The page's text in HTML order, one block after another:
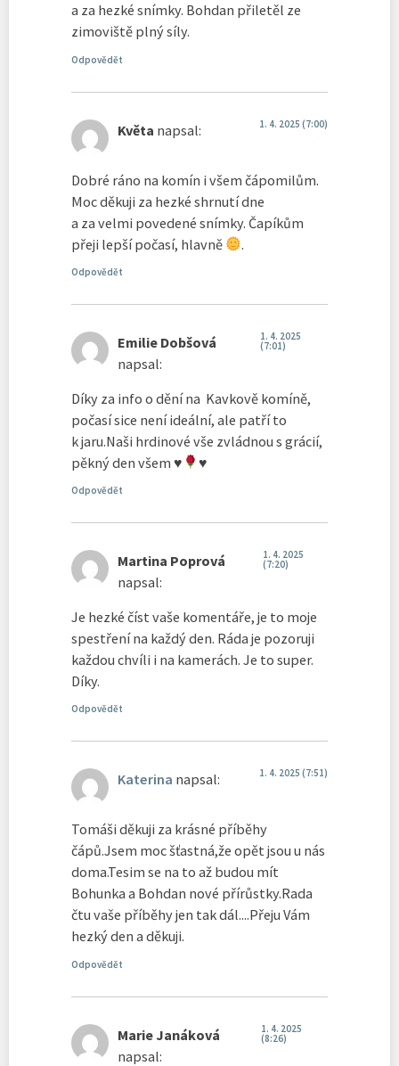
a za hezké snímky. Bohdan přiletěl ze
zimoviště plný síly.
Odpovědět
Květa napsal: 1. 4. 2025 (7:00)
Dobré ráno na komín i všem čápomilům.
Moc děkuji za hezké shrnutí dne
a za velmi povedené snímky. Čapíkům
přeji lepší počasí, hlavně
.
Odpovědět
Emilie Dobšová
napsal:
1. 4. 2025
(7:01)
Díky za info o dění na Kavkově komíně,
počasí sice není ideální, ale patří to
k jaru.Naši hrdinové vše zvládnou s grácií,
pěkný den všem ♥️ ♥️
Odpovědět
Martina Poprová
napsal:
1. 4. 2025
(7:20)
Je hezké číst vaše komentáře, je to moje
spestření na každý den. Ráda je pozoruji
každou chvíli i na kamerách. Je to super.
Díky.
Odpovědět
Katerina napsal: 1. 4. 2025 (7:51)
Tomáši děkuji za krásné příběhy
čápů.Jsem moc šťastná,že opět jsou u nás
doma.Tesim se na to až budou mít
Bohunka a Bohdan nové přírůstky.Rada
čtu vaše příběhy jen tak dál....Přeju Vám
hezký den a děkuji.
Odpovědět
Marie Janáková
napsal:
1. 4. 2025
(8:26)